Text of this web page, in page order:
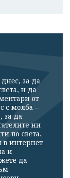
за да
и да
от
с молба –
за да
ни
по света,
в интернет
и
да